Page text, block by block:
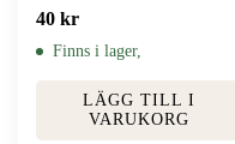
40 kr
Finns i lager,
LÄGG TILL I
VARUKORG